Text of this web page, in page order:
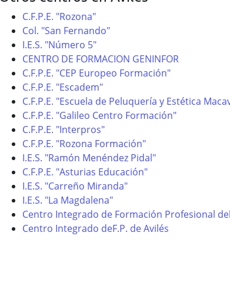
C.F.P.E. "Rozona"
Col. "San Fernando"
I.E.S. "Número 5"
CENTRO DE FORMACION GENINFOR
C.F.P.E. "CEP Europeo Formación"
C.F.P.E. "Escadem"
C.F.P.E. "Escuela de Peluquería y Estética
C.F.P.E. "Galileo Centro Formación"
C.F.P.E. "Interpros"
C.F.P.E. "Rozona Formación"
I.E.S. "Ramón Menéndez Pidal"
C.F.P.E. "Asturias Educación"
I.E.S. "Carreño Miranda"
I.E.S. "La Magdalena"
Centro Integrado de Formación Profesional
Centro Integrado deF.P. de Avilés